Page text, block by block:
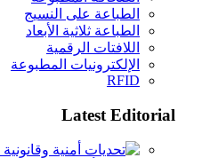
الطباعة على النسيج
الطباعة ثلاثية الأبعاد
اللافتات الرقمية
الإلكترونيات المطبوعة
RFID
Latest Editorial